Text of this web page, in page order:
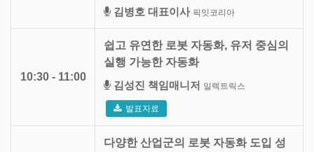
김병호 대표이사 픽잇코리아
10:30 - 11:00
쉽고 유연한 로봇 자동화, 유저 중심의
실행 가능한 자동화
김성진 책임매니저 일렉트릭스
발표자료
다양한 산업군의 로봇 자동화 도입 성